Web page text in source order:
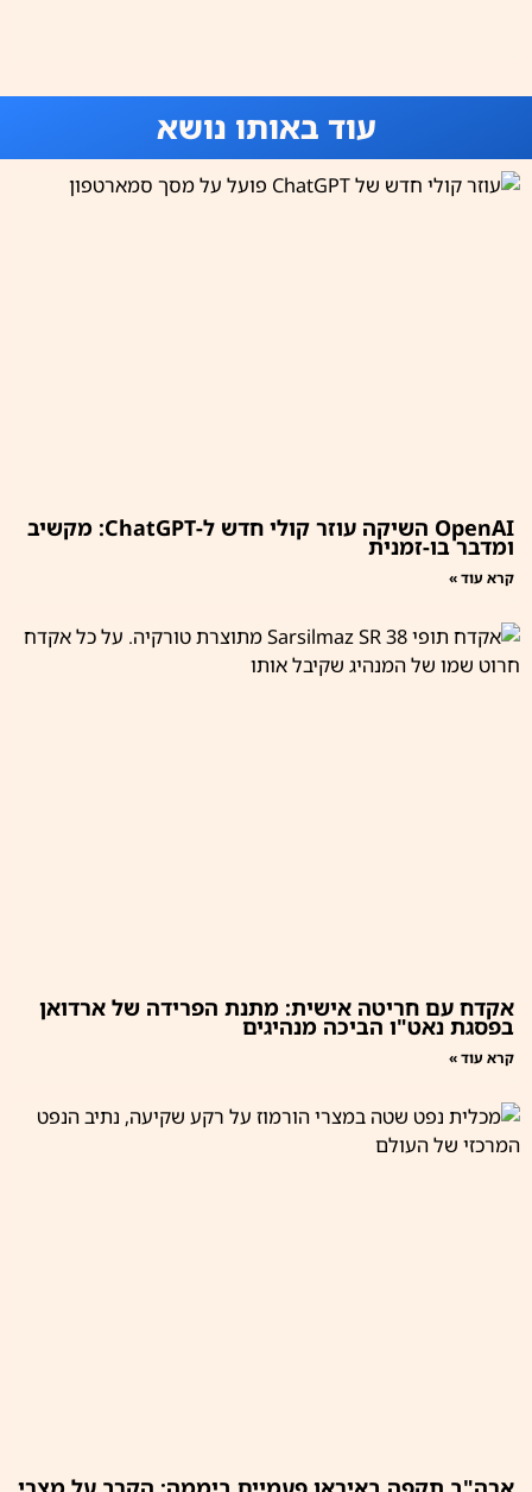
עוד באותו נושא
OpenAI השיקה עוזר קולי חדש ל-ChatGPT: מקשיב
ומדבר בו-זמנית
קרא עוד »
אקדח עם חריטה אישית: מתנת הפרידה של ארדואן
בפסגת נאט"ו הביכה מנהיגים
קרא עוד »